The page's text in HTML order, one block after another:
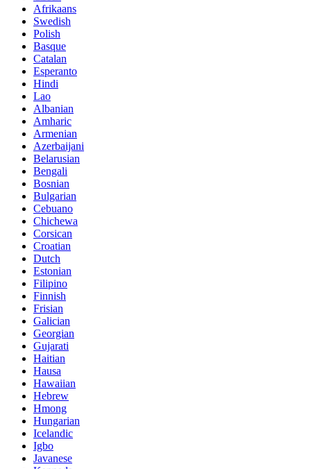
Afrikaans
Swedish
Polish
Basque
Catalan
Esperanto
Hindi
Lao
Albanian
Amharic
Armenian
Azerbaijani
Belarusian
Bengali
Bosnian
Bulgarian
Cebuano
Chichewa
Corsican
Croatian
Dutch
Estonian
Filipino
Finnish
Frisian
Galician
Georgian
Gujarati
Haitian
Hausa
Hawaiian
Hebrew
Hmong
Hungarian
Icelandic
Igbo
Javanese